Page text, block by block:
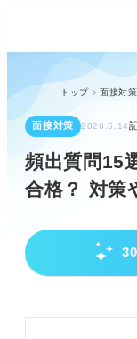
トップ 面接対策
面接対策 2026.5.14
頻出質問15
合格？ 対策
最終面接の